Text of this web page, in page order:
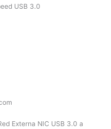
USB 3.0
Externa NIC USB 3.0 a